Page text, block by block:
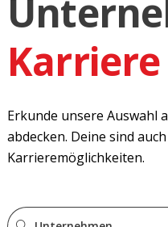
Erkunde unsere Auswahl
abdecken. Deine sind
Karrieremöglichkeiten.